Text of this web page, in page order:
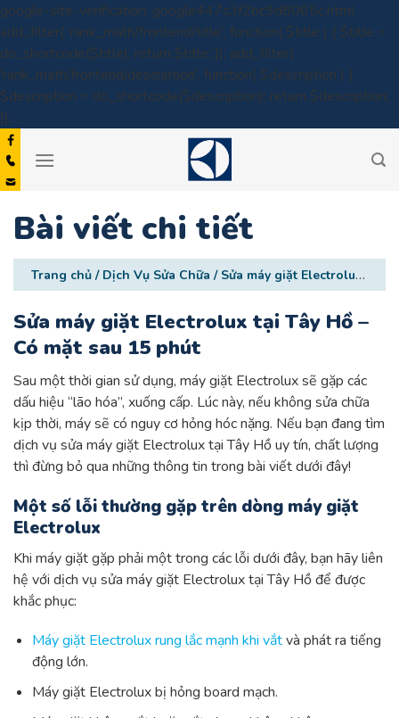
google-site-verification: google447c3f2bc9d8065c.html
add_filter( 'rank_math/frontend/title', function( $title ) { $title =
do_shortcode($title); return $title; }); add_filter(
'rank_math/frontend/description', function( $description ) {
$description = do_shortcode($description); return $description;
});
to
content
Bài viết chi tiết
Trang chủ / Dịch Vụ Sửa Chữa / Sửa máy giặt Electrolux tại Tây Hồ – Có mặt sau 15 phút
Sửa máy giặt Electrolux tại Tây Hồ –
Có mặt sau 15 phút
Sau một thời gian sử dụng, máy giặt Electrolux sẽ gặp các
dấu hiệu “lão hóa”, xuống cấp. Lúc này, nếu không sửa chữa
kịp thời, máy sẽ có nguy cơ hỏng hóc nặng. Nếu bạn đang tìm
dịch vụ sửa máy giặt Electrolux tại Tây Hồ uy tín, chất lượng
thì đừng bỏ qua những thông tin trong bài viết dưới đây!
Một số lỗi thường gặp trên dòng máy giặt
Electrolux
Khi máy giặt gặp phải một trong các lỗi dưới đây, bạn hãy liên
hệ với dịch vụ sửa máy giặt Electrolux tại Tây Hồ để được
khắc phục:
Máy giặt Electrolux rung lắc mạnh khi vắtvà phát ra tiếng
động lớn.
Máy giặt Electrolux bị hỏng board mạch.